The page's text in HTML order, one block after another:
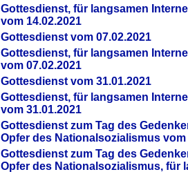
Gottesdienst, für langsamen
vom 14.02.2021
Gottesdienst vom 07.02.2021
Gottesdienst, für langsamen
vom 07.02.2021
Gottesdienst vom 31.01.2021
Gottesdienst, für langsamen
vom 31.01.2021
Gottesdienst zum Tag des
Opfer des Nationalsozialismus vom
Gottesdienst zum Tag des
Opfer des Nationalsozialismus, für